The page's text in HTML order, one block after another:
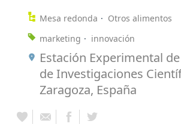
Mesa redonda
Otros alimentos
marketing
innovación
Estación Experimental
de Investigaciones
Zaragoza, España